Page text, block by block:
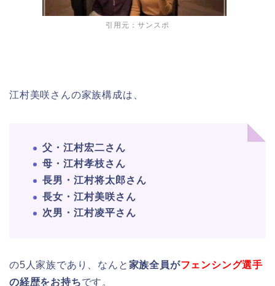
引用元：サンスポ
江村美咲さんの家族構成は、
父・江村宏二さん
母・江村孝枝さん
長男・江村将太郎さん
長女・江村美咲さん
次男・江村凌平さん
の5人家族であり、なんと 家族全員がフェンシング選手
の経歴をお持ちです。